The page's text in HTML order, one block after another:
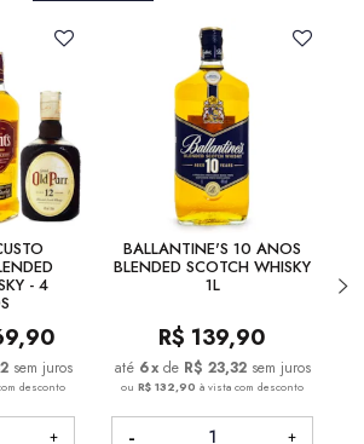
- 4
sem juros
desconto
BALLANTINE'S 10 ANOS
BLENDED SCOTCH WHISKY
1L
R$ 139,90
6x de R$ 23,32 sem juros
ouR$ 132,90à vista com desconto